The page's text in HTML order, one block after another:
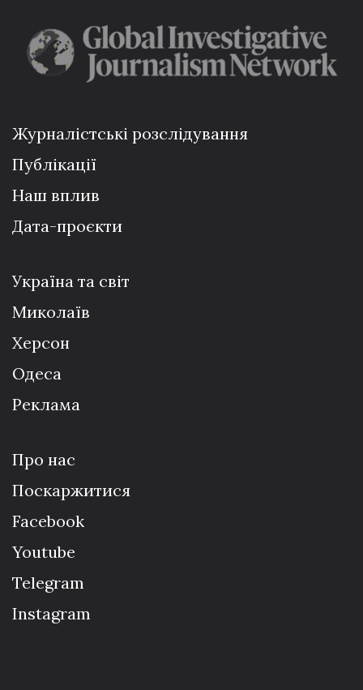
Журналістські розслідування
Публікації
Наш вплив
Дата-проєкти
Україна та світ
Миколаїв
Херсон
Одеса
Реклама
Про нас
Поскаржитися
Facebook
Youtube
Telegram
Instagram